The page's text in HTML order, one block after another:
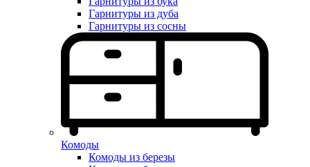
Гарнитуры из дуба
Гарнитуры из сосны
Комоды
Комоды из березы